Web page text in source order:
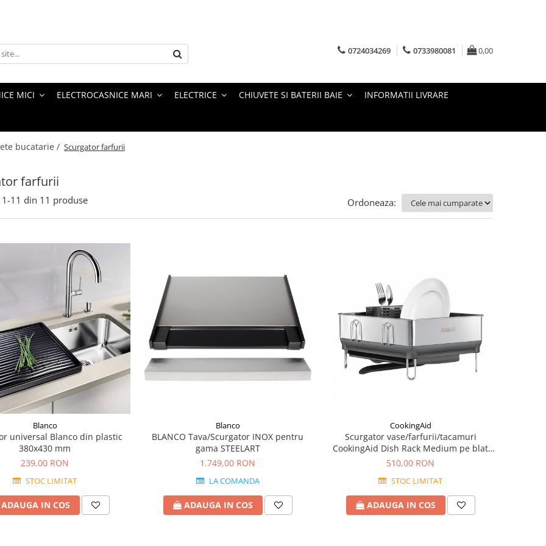
0724034269 0733980081 0,00
MICI ELECTROCASNICE MARI ELECTRICE CHIUVETE SI BATERII BAIE INFORMATII LIVRARE
bucatarie / Scurgator farfurii
farfurii
1-11 din 11 produse Ordoneaza:
Blanco
universal Blanco din plastic
380x430 mm
239,00 RON
STOC LIMITAT
ADAUGA IN COS
Blanco
BLANCO Tava/Scurgator INOX pentru
gama STEELART
1.749,00 RON
LA COMANDA
ADAUGA IN COS
CookingAid
Scurgator vase/farfurii/tacamuri
CookingAid Dish Rack Medium pe blat
langa chiuveta din inox si ABS
510,00 RON
STOC LIMITAT
ADAUGA IN COS